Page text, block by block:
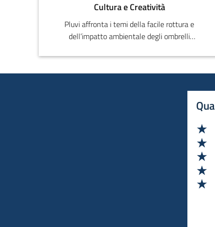
Cultura e Creatività
Pluvi affronta i temi della facile rottura e
dell’impatto ambientale degli ombrelli
che lo rende più resistente e facilmente
riparabile, ecosostenibile e riciclabile al 100%.